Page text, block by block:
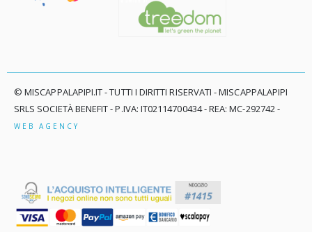
© MISCAPPALAPIPI.IT - TUTTI I DIRITTI RISERVATI - MISCAPPALAPIPI
SRLS SOCIETÀ BENEFIT - P.IVA: IT02114700434 - REA: MC-292742 -
WEB AGENCY